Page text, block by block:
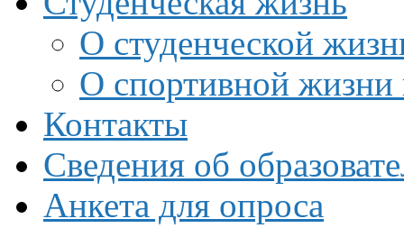
О студенческой
О спортивной жизни
Контакты
Сведения об
Анкета для опроса